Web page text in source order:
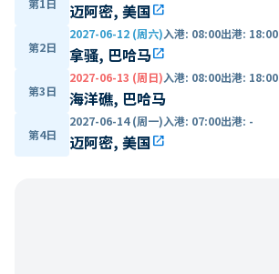
第1日 迈阿密, 美国open_in_new
第2日
2027-06-12 (周六)入港: 08:00出港: 18:00
拿骚, 巴哈马open_in_new
第3日
2027-06-13 (周日)入港: 08:00出港: 18:00
海洋礁, 巴哈马
第4日
2027-06-14 (周一)入港: 07:00出港: -
迈阿密, 美国open_in_new